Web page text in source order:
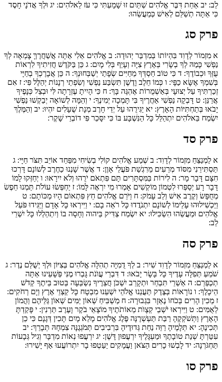
לֵב: יב אַחַת דִּבֶּר אֱלֹהִים שְׁתַּיִם זוּ שָׁמָעְתִּי כִּי עֹז לֵאלֹהִים: יג וּלְךָ אֲדֹנָי חָסֶד
כִּי אַתָּה תְשַׁלֵּם לְאִישׁ כְּמַעֲשֵׂהוּ:
פרק סג
א מִזְמוֹר לְדָוִד בִּהְיוֹתוֹ בְּמִדְבַּר יְהוּדָה: ב אֱלֹהִים אֵלִי אַתָּה אֲ‍שַׁחֲרֶךָּ צָמְאָה לְךָ
נַפְשִׁי כָּמַהּ לְךָ בְשָׂרִי בְּאֶרֶץ צִיָּה וְעָיֵף בְּלִי מָיִם: ג כֵּן בַּקֹּדֶשׁ חֲזִיתִיךָ לִרְאוֹת
עֻזְּךָ וּכְבוֹדֶךָ: ד כִּי טוֹב חַסְדְּךָ מֵחַיִּים שְׂפָתַי יְשַׁבְּחוּנְךָ: ה כֵּן אֲבָרֶכְךָ בְחַיָּי
בְּשִׁמְךָ אֶשָּׂא כַפָּי: ו כְּמוֹ חֵלֶב וָדֶשֶׁן תִּשְׂבַּע נַפְשִׁי וְשִׂפְתֵי רְנָנוֹת יְהַלֶּל פִּי: ז אִם
זְכַרְתִּיךָ עַל יְצוּעָי בְּאַשְׁמֻרוֹת אֶהְגֶּה בָּךְ: ח כִּי הָיִיתָ עֶזְרָתָה לִּי וּבְצֵל כְּנָפֶיךָ
אֲרַנֵּן: ט דָּבְקָה נַפְשִׁי אַחֲרֶיךָ בִּי תָּמְכָה יְמִינֶךָ: י וְהֵמָּה לְשׁוֹאָה יְבַקְשׁוּ נַפְשִׁי
יָבֹאוּ בְּתַחְתִּיּוֹת הָאָרֶץ: יא יַגִּירֻהוּ עַל יְדֵי חָרֶב מְנָת שֻׁעָלִים יִהְיוּ: יב וְהַמֶּלֶךְ
יִשְׂמַח בֵּאלֹהִים יִתְהַלֵּל כָּל הַנִּשְׁבָּע בּוֹ כִּי יִסָּכֵר פִּי דוֹבְרֵי שָׁקֶר:
פרק סד
א לַמְנַצֵּחַ מִזְמוֹר לְדָוִד: ב שְׁמַע אֱלֹהִים קוֹלִי בְשִׂיחִי מִפַּחַד אוֹיֵב תִּצֹּר חַיָּי: ג
תַּסְתִּירֵנִי מִסּוֹד מְרֵעִים מֵרִגְשַׁת פֹּעֲלֵי אָוֶן: ד אֲשֶׁר שָׁנְנוּ כַחֶרֶב לְשׁוֹנָם דָּרְכוּ
חִצָּם דָּבָר מָר: ה לִירוֹת בַּמִּסְתָּרִים תָּם פִּתְאֹם יֹרֻהוּ וְלֹא יִירָאוּ: ו יְחַזְּקוּ לָמוֹ
דָּבָר רָע יְסַפְּרוּ לִטְמוֹן מוֹקְשִׁים אָמְרוּ מִי יִרְאֶה לָּמוֹ: ז יַחְפְּשׂוּ עוֹלֹת תַּמְנוּ חֵפֶשׂ
מְחֻפָּשׂ וְקֶרֶב אִישׁ וְלֵב עָמֹק: ח וַיֹּרֵם אֱלֹהִים חֵץ פִּתְאוֹם הָיוּ מַכּוֹתָם: ט
וַיַּכְשִׁילוּהוּ עָלֵימוֹ לְשׁוֹנָם יִתְנֹדֲדוּ כָּל רֹאֵה בָם: י וַיִּירְאוּ כָּל אָדָם וַיַּגִּידוּ פֹּעַל
אֱלֹהִים וּמַעֲשֵׂהוּ הִשְׂכִּילוּ: יא יִשְׂמַח צַדִּיק בַּיהוה וְחָסָה בוֹ וְיִתְהַלְלוּ כָּל יִשְׁרֵי
לֵב:
פרק סה
א לַמְנַצֵּחַ מִזְמוֹר לְדָוִד שִׁיר: ב לְךָ דֻמִיָּה תְהִלָּה אֱלֹהִים בְּצִיּוֹן וּלְךָ יְשֻׁלַּם נֶדֶר: ג
שֹׁמֵעַ תְּפִלָּה עָדֶיךָ כָּל בָּשָׂר יָבֹאוּ: ד דִּבְרֵי עֲוֺנֹת גָּבְרוּ מֶנִּי פְּשָׁעֵינוּ אַתָּה
תְכַפְּרֵם: ה אַשְׁרֵי תִּבְחַר וּתְקָרֵב יִשְׁכֹּן חֲצֵרֶיךָ נִשְׂבְּעָה בְּטוּב בֵּיתֶךָ קְדֹשׁ
הֵיכָלֶךָ: ו נוֹרָאוֹת בְּצֶדֶק תַּעֲנֵנוּ אֱלֹהֵי יִשְׁעֵנוּ מִבְטָח כָּל קַצְוֵי אֶרֶץ וְיָם רְחֹקִים:
ז מֵכִין הָרִים בְּכֹחוֹ נֶאְזָר בִּגְבוּרָה: ח מַשְׁבִּיחַ שְׁאוֹן יַמִּים שְׁאוֹן גַּלֵּיהֶם וַהֲמוֹן
לְאֻמִּים: ט וַיִּירְאוּ יֹשְׁבֵי קְצָוֺת מֵאוֹתֹתֶיךָ מוֹצָאֵי בֹקֶר וָעֶרֶב תַּרְנִין: י פָּקַדְתָּ
הָאָרֶץ וַתְּשֹׁקְקֶהָ רַבַּת תַּעְשְׁרֶנָּה פֶּלֶג אֱלֹהִים מָלֵא מָיִם תָּכִין דְּגָנָם כִּי כֵן
תְּכִינֶהָ: יא תְּלָמֶיהָ רַוֵּה נַחֵת גְּדוּדֶיהָ בִּרְבִיבִים תְּמֹגְגֶנָּה צִמְחָהּ תְּבָרֵךְ: יב
עִטַּרְתָּ שְׁנַת טוֹבָתֶךָ וּמַעְגָּלֶיךָ יִרְעֲפוּן דָּשֶׁן: יג יִרְעֲפוּ נְאוֹת מִדְבָּר וְגִיל גְּבָעוֹת
תַּחְגֹּרְנָה: יד לָבְשׁוּ כָרִים הַצֹּאן וַעֲמָקִים יַעַטְפוּ בָר יִתְרוֹעֲעוּ אַף יָשִׁירוּ:
פרק סו